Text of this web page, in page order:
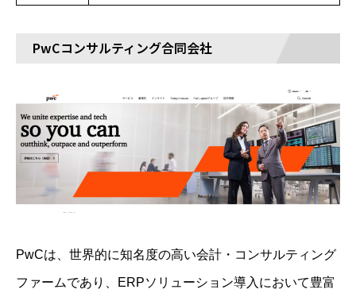
PwCコンサルティング合同会社
PwCは、世界的に知名度の高い会計・コンサルティング
ファームであり、ERPソリューション導入において豊富